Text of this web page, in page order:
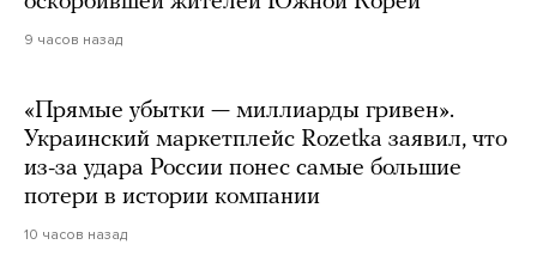
9 часов назад
«Прямые убытки — миллиарды гривен».
Украинский маркетплейс Rozetka заявил, что
из-за удара России понес самые большие
потери в истории компании
10 часов назад